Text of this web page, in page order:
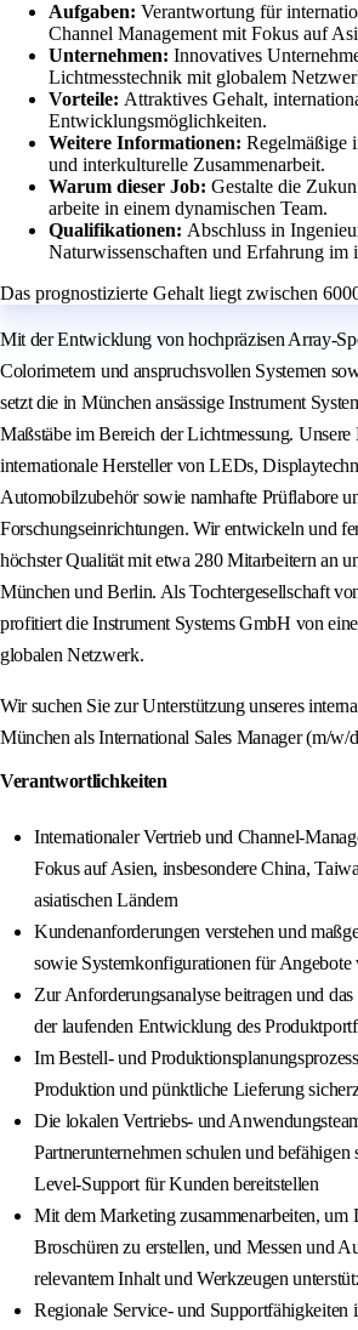
Aufgaben: Verantwortung für
Channel Management mit Fokus auf
Unternehmen: Innovatives
Lichtmesstechnik mit globalem
Vorteile: Attraktives Gehalt,
Entwicklungsmöglichkeiten.
Weitere Informationen: Regelmäßige
und interkulturelle Zusammenarbeit.
Warum dieser Job: Gestalte die
arbeite in einem dynamischen Team.
Qualifikationen: Abschluss in
Naturwissenschaften und Erfahrung im
Das prognostizierte Gehalt liegt zwischen
Mit der Entwicklung von hochpräzisen Array-
Colorimetern und anspruchsvollen Systemen
setzt die in München ansässige Instrument
Maßstäbe im Bereich der Lichtmessung. Unsere
internationale Hersteller von LEDs,
Automobilzubehör sowie namhafte Prüflabore
Forschungseinrichtungen. Wir entwickeln und
höchster Qualität mit etwa 280 Mitarbeitern an
München und Berlin. Als Tochtergesellschaft
profitiert die Instrument Systems GmbH von
globalen Netzwerk.
Wir suchen Sie zur Unterstützung unseres
München als International Sales Manager (m/w/
Verantwortlichkeiten
Internationaler Vertrieb und Channel-
Fokus auf Asien, insbesondere China,
asiatischen Ländern
Kundenanforderungen verstehen und
sowie Systemkonfigurationen für Angebote
Zur Anforderungsanalyse beitragen und
der laufenden Entwicklung des
Im Bestell- und
Produktion und pünktliche Lieferung
Die lokalen Vertriebs- und
Partnerunternehmen schulen und befähigen
Level-Support für Kunden bereitstellen
Mit dem Marketing zusammenarbeiten, um
Broschüren zu erstellen, und Messen und
relevantem Inhalt und Werkzeugen
Regionale Service- und Supportfähigkeiten